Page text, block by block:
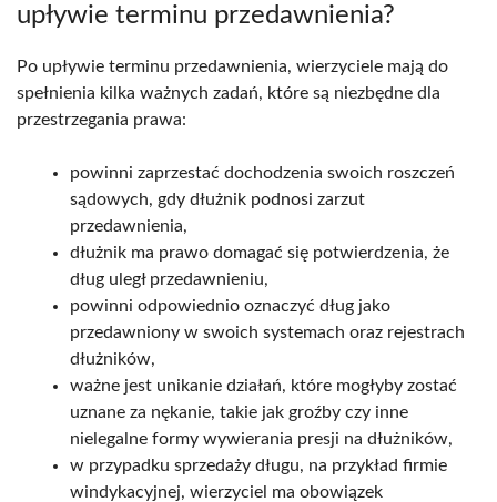
upływie terminu przedawnienia?
Po upływie terminu przedawnienia, wierzyciele mają do
spełnienia kilka ważnych zadań, które są niezbędne dla
przestrzegania prawa:
powinni zaprzestać dochodzenia swoich roszczeń
sądowych, gdy dłużnik podnosi zarzut
przedawnienia,
dłużnik ma prawo domagać się potwierdzenia, że
dług uległ przedawnieniu,
powinni odpowiednio oznaczyć dług jako
przedawniony w swoich systemach oraz rejestrach
dłużników,
ważne jest unikanie działań, które mogłyby zostać
uznane za nękanie, takie jak groźby czy inne
nielegalne formy wywierania presji na dłużników,
w przypadku sprzedaży długu, na przykład firmie
windykacyjnej, wierzyciel ma obowiązek